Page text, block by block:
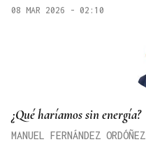
08 MAR 2026 - 02:10
¿Qué haríamos sin energía?
MANUEL FERNÁNDEZ ORDÓÑEZ